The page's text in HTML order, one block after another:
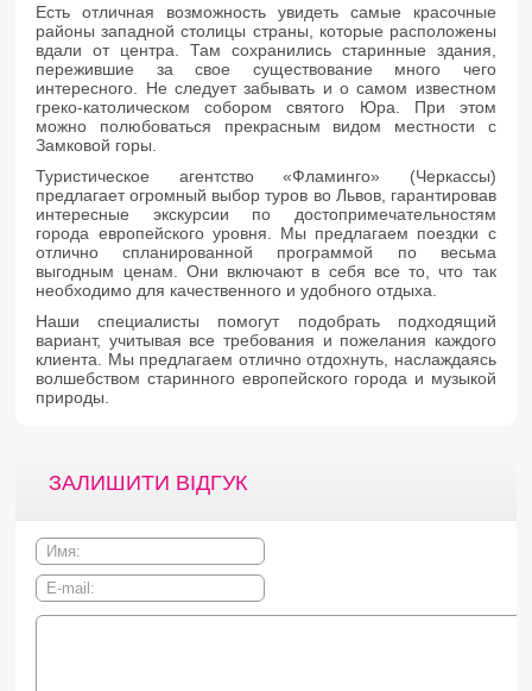
Есть отличная возможность увидеть самые красочные
районы западной столицы страны, которые расположены
вдали от центра. Там сохранились старинные здания,
пережившие за свое существование много чего
интересного. Не следует забывать и о самом известном
греко-католическом собором святого Юра. При этом
можно полюбоваться прекрасным видом местности с
Замковой горы.
Туристическое агентство «Фламинго» (Черкассы)
предлагает огромный выбор туров во Львов, гарантировав
интересные экскурсии по достопримечательностям
города европейского уровня. Мы предлагаем поездки с
отлично спланированной программой по весьма
выгодным ценам. Они включают в себя все то, что так
необходимо для качественного и удобного отдыха.
Наши специалисты помогут подобрать подходящий
вариант, учитывая все требования и пожелания каждого
клиента. Мы предлагаем отлично отдохнуть, наслаждаясь
волшебством старинного европейского города и музыкой
природы.
ЗАЛИШИТИ ВІДГУК